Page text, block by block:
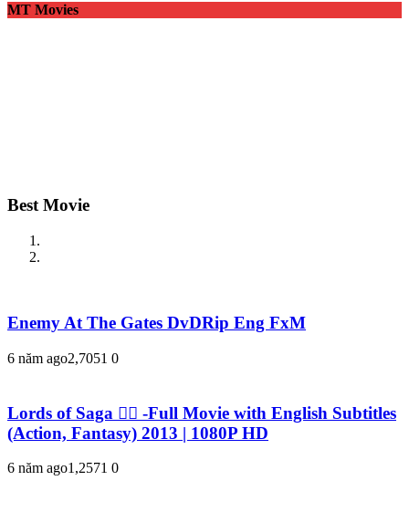
MT Movies
Best Movie
Enemy At The Gates DvDRip Eng FxM
6 năm ago2,7051 0
Lords of Saga 🧙‍♀️ -Full Movie with English Subtitles
(Action, Fantasy) 2013 | 1080P HD
6 năm ago1,2571 0